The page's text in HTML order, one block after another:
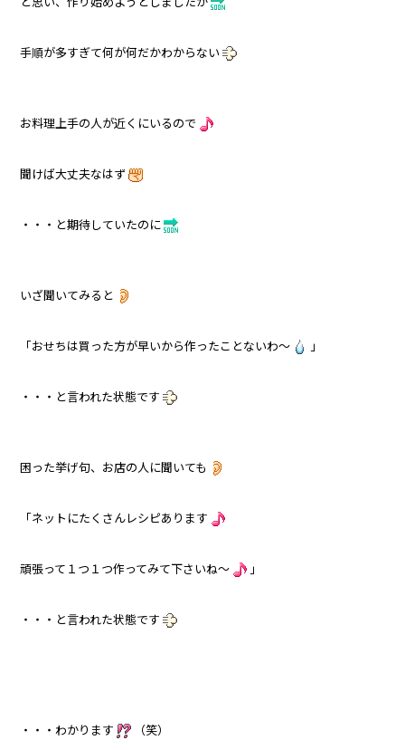
手順が多すぎて何が何だかわからない
お料理上手の人が近くにいるので
聞けば大丈夫なはず
・・・と期待していたのに
いざ聞いてみると
「おせちは買った方が早いから作ったことないわ～ 」
・・・と言われた状態です
困った挙げ句、お店の人に聞いても
「ネットにたくさんレシピあります
頑張って１つ１つ作ってみて下さいね～ 」
・・・と言われた状態です
・・・わかります （笑）